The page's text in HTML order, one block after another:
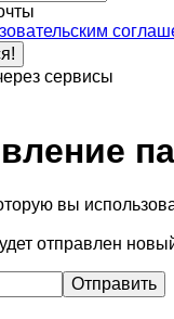
сервисы
вы
отправлен